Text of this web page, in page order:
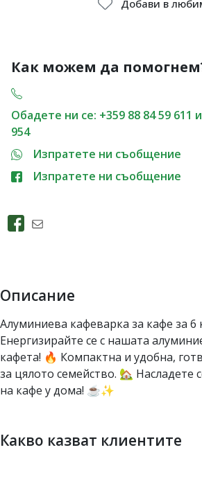
Добави в
Как можем да
Обадете ни се: +359 88 84 59 611
954
Изпратете ни съобщение
Изпратете ни съобщение
Описание
Алуминиева кафеварка за кафе за 6
Енергизирайте се с нашата
кафета! 🔥 Компактна и удобна,
за цялото семейство. 🏡 Насладете
на кафе у дома! ☕✨
Какво казват клиентите